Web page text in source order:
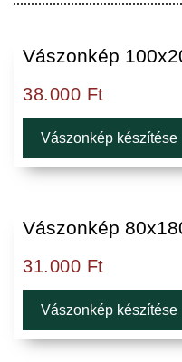
Vászonkép
38.000 Ft
Vászonkép készítése
Vászonkép
31.000 Ft
Vászonkép készítése